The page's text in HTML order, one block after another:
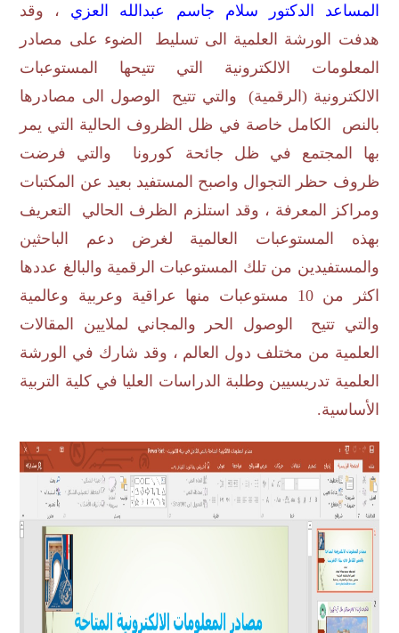
المساعد الدكتور سلام جاسم عبدالله العزي ، وقد
هدفت الورشة العلمية الى تسليط الضوء على مصادر
المعلومات الالكترونية التي تتيحها المستوعبات
الالكترونية (الرقمية) والتي تتيح الوصول الى مصادرها
بالنص الكامل خاصة في ظل الظروف الحالية التي يمر
بها المجتمع في ظل جائحة كورونا والتي فرضت
ظروف حظر التجوال واصبح المستفيد بعيد عن المكتبات
ومراكز المعرفة ، وقد استلزم الظرف الحالي التعريف
بهذه المستوعبات العالمية لغرض دعم الباحثين
والمستفيدين من تلك المستوعبات الرقمية والبالغ عددها
اكثر من 10 مستوعبات منها عراقية وعربية وعالمية
والتي تتيح الوصول الحر والمجاني لملايين المقالات
العلمية من مختلف دول العالم ، وقد شارك في الورشة
العلمية تدريسيين وطلبة الدراسات العليا في كلية التربية
الأساسية.